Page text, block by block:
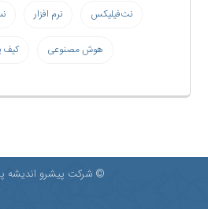
نت‌فیلیکس نرم افزار نسل
هوش مصنوعی کیف
© شرکت پیشرو اندیشه